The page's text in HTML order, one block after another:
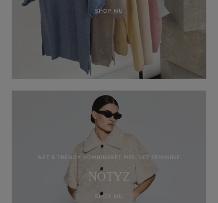
SHOP NU
RÅT & TRENDY KOMBINERET MED DET FEMININE
NOTYZ
SHOP NU